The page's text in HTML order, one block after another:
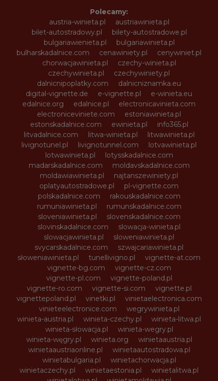
Polecamy:
austria-winieta.pl
austriawinieta.pl
bilet-autostradowy.pl
bilety-autostradowe.pl
bulgariawienieta.pl
bulgariawinieta.pl
bulharskadalnice.com
cenawiniety.pl
cenywiniet.pl
chorwacjawinieta.pl
czechy-winieta.pl
czechywinieta.pl
czechywiniety.pl
dalnicnipoplatky.com
dalnicniznamka.eu
digital-vignette.de
e-vignette.pl
e-winieta.eu
edalnice.org
edalnice.pl
electronicavinieta.com
electroniceviniete.com
estoniawinieta.pl
estonskadalnice.com
ewinieta.pl
info365.pl
litvadalnice.com
litwa-winieta.pl
litwawinieta.pl
livignotunel.pl
livignotunnel.com
lotvawinieta.pl
lotwawinieta.pl
lotysskadalnice.com
madarskadalnice.com
moldavskadalnice.com
moldawiawinieta.pl
najtanszewiniety.pl
oplatyautostradowe.pl
pl-vignette.com
polskadalnice.com
rakouskadalnice.com
rumuniawinieta.pl
rumunskadalnice.com
sloveniawinieta.pl
slovenskadalnice.com
slovinskadalnice.com
slowacja-winieta.pl
slowacjawinieta.pl
sloweniawinieta.pl
svycarskadalnice.com
szwajcariawinieta.pl
słoweniawinieta.pl
tunellivigno.pl
vignette-at.com
vignette-bg.com
vignette-cz.com
vignette-pl.com
vignette-poland.pl
vignette-ro.com
vignette-si.com
vignette.pl
vignettepoland.pl
vinetki.pl
vinietaelectronica.com
vinieteelectronice.com
wegrywinieta.pl
winieta-austria.pl
winieta-czechy.pl
winieta-litwa.pl
winieta-słowacja.pl
winieta-wegry.pl
winieta-węgry.pl
winieta.org
winietaaustria.pl
winietaaustriaonline.pl
winietaautostradowa.pl
winietabulgaria.pl
winietachorwacja.pl
winietaczechy.pl
winietaestonia.pl
winietalitwa.pl